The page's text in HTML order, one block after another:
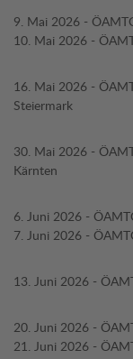
9. Mai 2026 -
10. Mai 2026 -
16. Mai 2026 -
Steiermark
30. Mai 2026 -
Kärnten
6. Juni 2026 -
7. Juni 2026 -
13. Juni 2026 -
20. Juni 2026 -
21. Juni 2026 -